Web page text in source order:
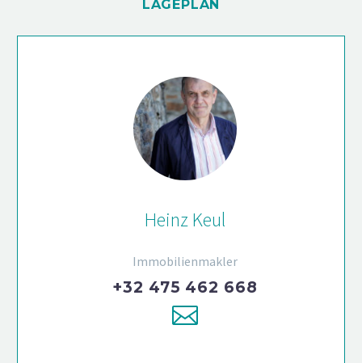
LAGEPLAN
Heinz Keul
Immobilienmakler
+32 475 462 668